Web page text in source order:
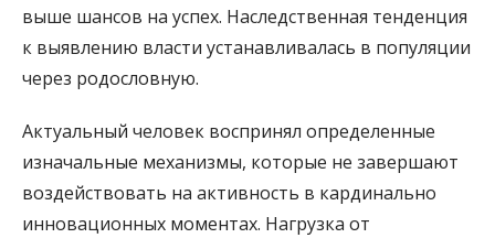
выше шансов на успех. Наследственная тенденция
к выявлению власти устанавливалась в популяции
через родословную.
Актуальный человек воспринял определенные
изначальные механизмы, которые не завершают
воздействовать на активность в кардинально
инновационных моментах. Нагрузка от